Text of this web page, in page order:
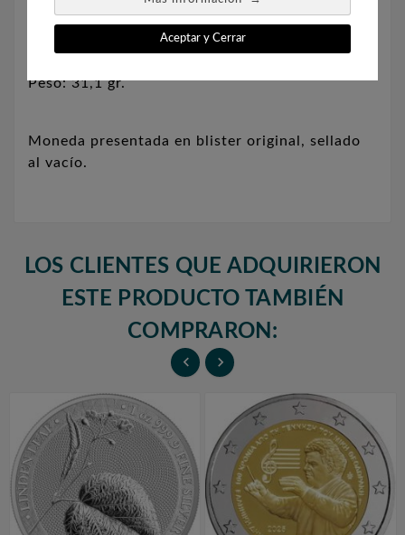
Aceptar y Cerrar
Diámetro: 40 mm.
Peso: 31,1 gr.
Moneda presentada en blister original, sellado
al vacío.
LOS CLIENTES QUE ADQUIRIERON
ESTE PRODUCTO TAMBIÉN
COMPRARON:
 